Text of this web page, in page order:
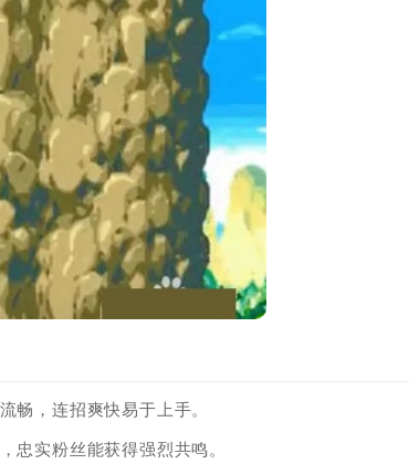
畅，连招爽快易于上手。
忠实粉丝能获得强烈共鸣。